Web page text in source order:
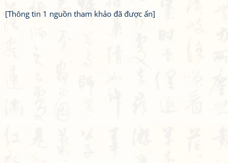
[Thông tin 1 nguồn tham khảo đã được ẩn]